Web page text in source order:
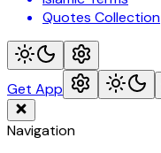
Quotes Collection
Get App
Navigation